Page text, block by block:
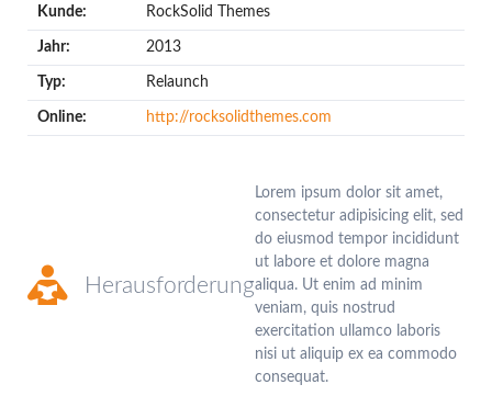
Kunde: RockSolid Themes
Jahr: 2013
Typ: Relaunch
Online: http://rocksolidthemes.com
Herausforderung
Lorem ipsum dolor sit amet,
consectetur adipisicing elit, sed
do eiusmod tempor incididunt
ut labore et dolore magna
aliqua. Ut enim ad minim
veniam, quis nostrud
exercitation ullamco laboris
nisi ut aliquip ex ea commodo
consequat.